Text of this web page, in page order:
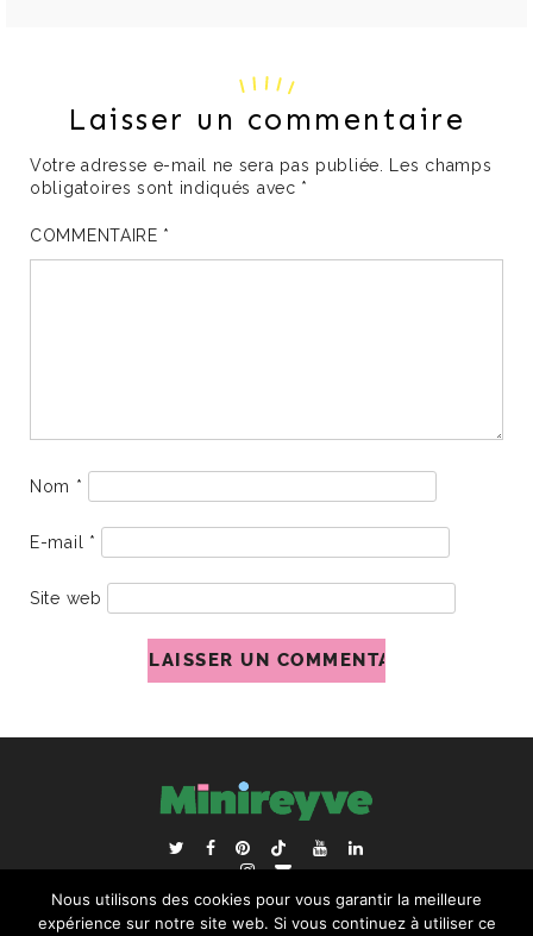
Laisser un commentaire
Votre adresse e-mail ne sera pas publiée. Les champs
obligatoires sont indiqués avec *
COMMENTAIRE *
Nom *
E-mail *
Site web
ACCUEIL BLOGROLL
RECHERCHER :
Nous utilisons des cookies pour vous garantir la meilleure
expérience sur notre site web. Si vous continuez à utiliser ce